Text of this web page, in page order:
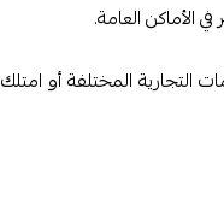
الأماكن العامة.
التجارية المختلفة أو امتلك